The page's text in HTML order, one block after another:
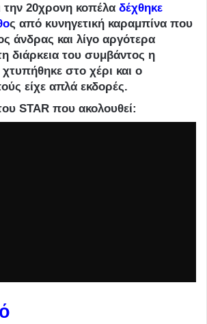
20χρονη κοπέλα δέχθηκε
ς από κυνηγετική καραμπίνα που
άνδρας και λίγο αργότερα
διάρκεια του συμβάντος η
στο χέρι και ο
είχε απλά εκδορές.
STAR που ακολουθεί: